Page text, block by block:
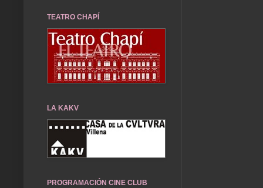
TEATRO CHAPÍ
LA KAKV
PROGRAMACIÓN CINE CLUB